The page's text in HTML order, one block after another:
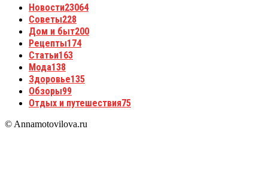
Новости23064
Советы228
Дом и быт200
Рецепты174
Статьи163
Мода138
Здоровье135
Обзоры99
Отдых и путешествия75
© Annamotovilova.ru